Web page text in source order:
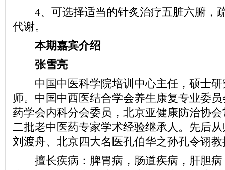
4、可选择适当的针炙治疗五脏六腑，
代谢。
本期嘉宾介绍
张雪亮
中国中医科学院培训中心主任，硕士研
师。中国中西医结合学会养生康复专业委
药学会内科分会委员，北京亚健康防治协
二批老中医药专家学术经验继承人。先后
刘渡舟、北京四大名医孔伯华之孙孔令诩
擅长疾病：脾胃病，肠道疾病，肝胆病